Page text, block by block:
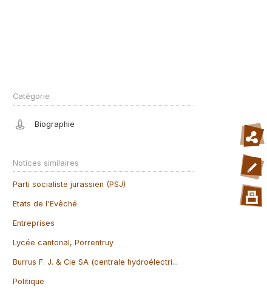
Catégorie
Biographie
Notices similaires
Parti socialiste jurassien (PSJ)
Etats de l'Evêché
Entreprises
Lycée cantonal, Porrentruy
Burrus F. J. & Cie SA (centrale hydroélectri...
Politique